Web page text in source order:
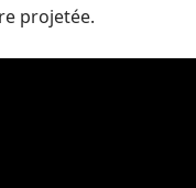
projetée.